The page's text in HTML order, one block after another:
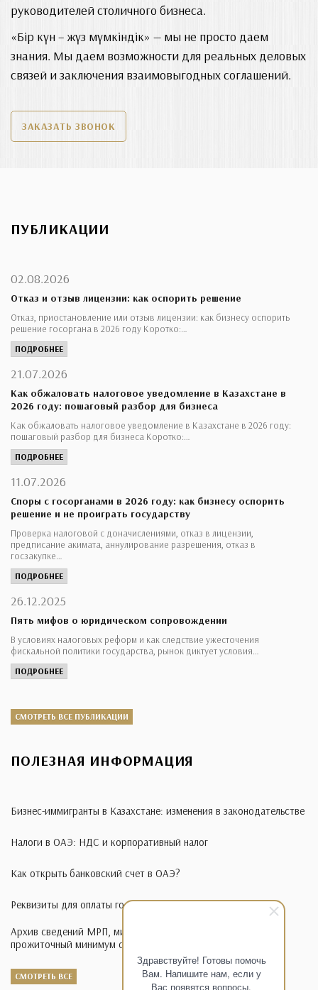
Здравствуйте! Готовы помочь
Вам. Напишите нам, если у
Вас появятся вопросы.
руководителей столичного бизнеса.
«Бір күн – жүз мүмкіндік» — мы не просто даем
знания. Мы даем возможности для реальных деловых
связей и заключения взаимовыгодных соглашений.
ЗАКАЗАТЬ ЗВОНОК
ПУБЛИКАЦИИ
02.08.2026
Отказ и отзыв лицензии: как оспорить решение
Отказ, приостановление или отзыв лицензии: как бизнесу оспорить
решение госоргана в 2026 году Коротко:…
ПОДРОБНЕЕ
21.07.2026
Как обжаловать налоговое уведомление в Казахстане в
2026 году: пошаговый разбор для бизнеса
Как обжаловать налоговое уведомление в Казахстане в 2026 году:
пошаговый разбор для бизнеса Коротко:…
ПОДРОБНЕЕ
11.07.2026
Споры с госорганами в 2026 году: как бизнесу оспорить
решение и не проиграть государству
Проверка налоговой с доначислениями, отказ в лицензии,
предписание акимата, аннулирование разрешения, отказ в
госзакупке…
ПОДРОБНЕЕ
26.12.2025
Пять мифов о юридическом сопровождении
В условиях налоговых реформ и как следствие ужесточения
фискальной политики государства, рынок диктует условия…
ПОДРОБНЕЕ
СМОТРЕТЬ ВСЕ ПУБЛИКАЦИИ
ПОЛЕЗНАЯ ИНФОРМАЦИЯ
Бизнес-иммигранты в Казахстане: изменения в законодательстве
Налоги в ОАЭ: НДС и корпоративный налог
Как открыть банковский счет в ОАЭ?
Реквизиты для оплаты госпошлины в иностранной валюте
Архив сведений МРП, минимальная заработная плата,
прожиточный минимум с 1995-2014 годы
СМОТРЕТЬ ВСЕ